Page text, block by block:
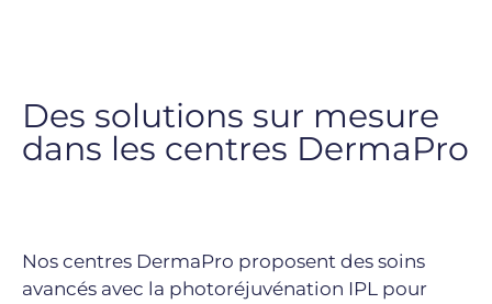
Des solutions sur mesure
dans les centres DermaPro
Nos centres DermaPro proposent des soins
avancés avec la photoréjuvénation IPL pour